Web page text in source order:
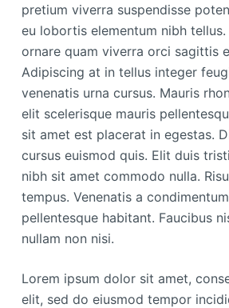
pretium viverra suspendisse
eu lobortis elementum nibh tellus.
ornare quam viverra orci sagittis
Adipiscing at in tellus integer
venenatis urna cursus. Mauris
elit scelerisque mauris
sit amet est placerat in egestas.
cursus euismod quis. Elit duis
nibh sit amet commodo nulla.
tempus. Venenatis a
pellentesque habitant. Faucibus
nullam non nisi.
Lorem ipsum dolor sit amet,
elit, sed do eiusmod tempor